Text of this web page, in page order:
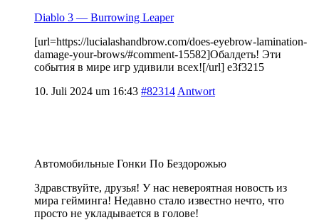
Diablo 3 — Burrowing Leaper
[url=https://lucialashandbrow.com/does-eyebrow-lamination-
damage-your-brows/#comment-15582]Обалдеть! Эти
события в мире игр удивили всех![/url] e3f3215
10. Juli 2024 um 16:43 #82314 Antwort
Автомобильные Гонки По Бездорожью
Здравствуйте, друзья! У нас невероятная новость из
мира гейминга! Недавно стало известно нечто, что
просто не укладывается в голове!